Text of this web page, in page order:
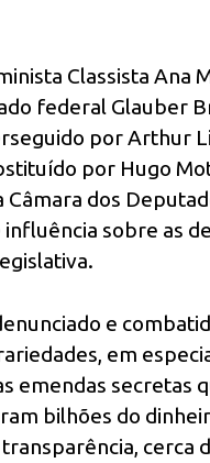
Classista Ana
federal Glauber
por Arthur
por Hugo
Câmara dos
sobre as
e
em
emendas secretas
bilhões do
cerca